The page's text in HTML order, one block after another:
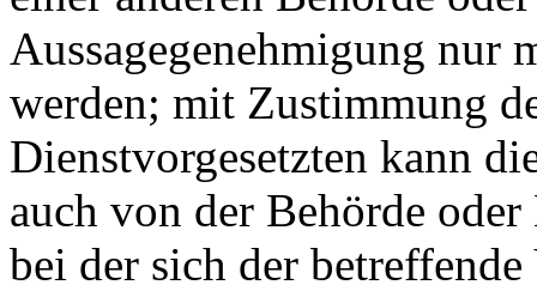
Aussagegenehmigung nur
werden; mit Zustimmung
Dienstvorgesetzten kann
auch von der Behörde
bei der sich der